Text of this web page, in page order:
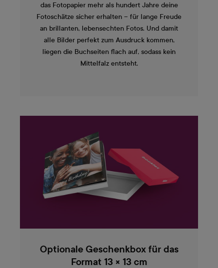
das Fotopapier mehr als hundert Jahre deine
Fotoschätze sicher erhalten – für lange Freude
an brillanten, lebensechten Fotos. Und damit
alle Bilder perfekt zum Ausdruck kommen,
liegen die Buchseiten flach auf, sodass kein
Mittelfalz entsteht.
Optionale Geschenkbox für das
Format 13 × 13 cm